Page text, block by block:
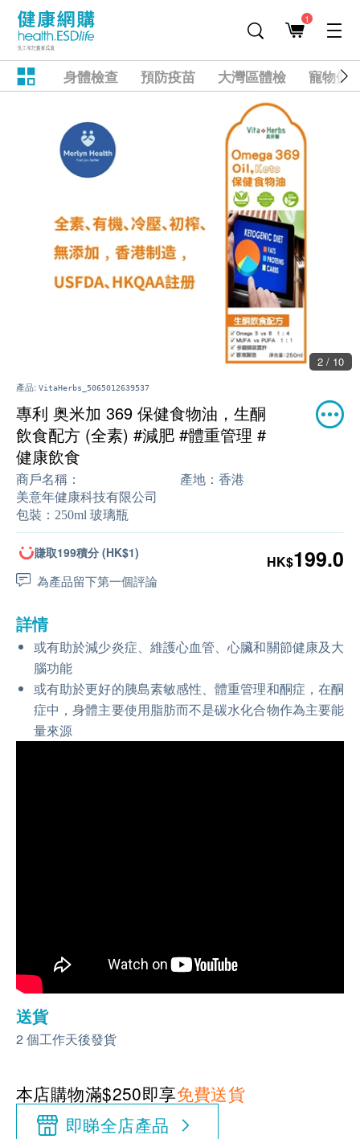
1
身體檢查 預防疫苗 大灣區體檢 寵物健
2 / 10
產品: VitaHerbs_5065012639537
專利 奥米加 369 保健食物油，生酮
飲食配方 (全素) #減肥 #體重管理 #
健康飲食
商戶名稱：
美意年健康科技有限公司
產地： 香港
包裝： 250ml 玻璃瓶
賺取199積分 (HK$1)
為產品留下第一個評論
HK$199.0
詳情
或有助於減少炎症、維護心血管、心臟和關節健康及大
腦功能
或有助於更好的胰島素敏感性、體重管理和酮症，在酮
症中，身體主要使用脂肪而不是碳水化合物作為主要能
量來源
送貨
2 個工作天後發貨
本店購物滿$250即享免費送貨
即睇全店產品